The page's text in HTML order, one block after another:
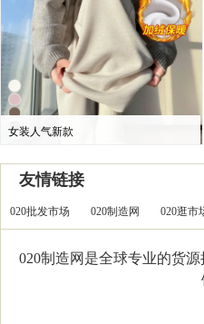
女装人气新款
友情链接
020批发市场 020制造网 020逛市
020制造网是全球专业的货